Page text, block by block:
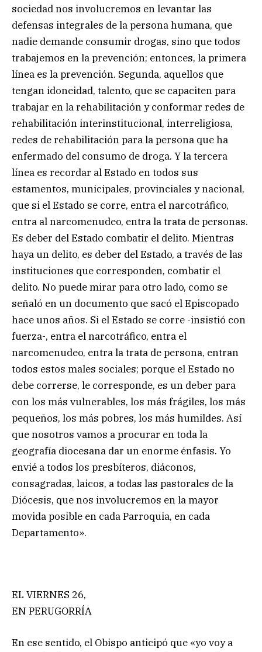
sociedad nos involucremos en levantar las
defensas integrales de la persona humana, que
nadie demande consumir drogas, sino que todos
trabajemos en la prevención; entonces, la primera
línea es la prevención. Segunda, aquellos que
tengan idoneidad, talento, que se capaciten para
trabajar en la rehabilitación y conformar redes de
rehabilitación interinstitucional, interreligiosa,
redes de rehabilitación para la persona que ha
enfermado del consumo de droga. Y la tercera
línea es recordar al Estado en todos sus
estamentos, municipales, provinciales y nacional,
que si el Estado se corre, entra el narcotráfico,
entra al narcomenudeo, entra la trata de personas.
Es deber del Estado combatir el delito. Mientras
haya un delito, es deber del Estado, a través de las
instituciones que corresponden, combatir el
delito. No puede mirar para otro lado, como se
señaló en un documento que sacó el Episcopado
hace unos años. Si el Estado se corre -insistió con
fuerza-, entra el narcotráfico, entra el
narcomenudeo, entra la trata de persona, entran
todos estos males sociales; porque el Estado no
debe correrse, le corresponde, es un deber para
con los más vulnerables, los más frágiles, los más
pequeños, los más pobres, los más humildes. Así
que nosotros vamos a procurar en toda la
geografía diocesana dar un enorme énfasis. Yo
envié a todos los presbíteros, diáconos,
consagradas, laicos, a todas las pastorales de la
Diócesis, que nos involucremos en la mayor
movida posible en cada Parroquia, en cada
Departamento».
EL VIERNES 26,
EN PERUGORRÍA
En ese sentido, el Obispo anticipó que «yo voy a